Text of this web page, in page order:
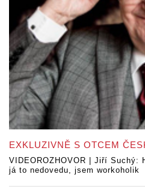
EXKLUZIVNĚ S OTCEM
VIDEOROZHOVOR | Jiří Suchý:
já to nedovedu, jsem workoholik